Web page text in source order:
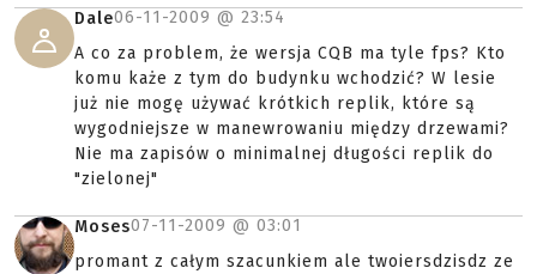
Dale06-11-2009 @ 23:54
A co za problem, że wersja CQB ma tyle fps? Kto
komu każe z tym do budynku wchodzić? W lesie
już nie mogę używać krótkich replik, które są
wygodniejsze w manewrowaniu między drzewami?
Nie ma zapisów o minimalnej długości replik do
"zielonej"
Moses07-11-2009 @ 03:01
promant z całym szacunkiem ale twoiersdzisdz ze